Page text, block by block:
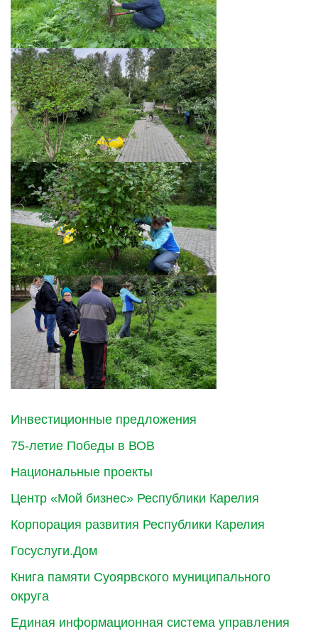
Инвестиционные предложения
75-летие Победы в ВОВ
Национальные проекты
Центр «Мой бизнес» Республики Карелия
Корпорация развития Республики Карелия
Госуслуги.Дом
Книга памяти Суоярвского муниципального
округа
Единая информационная система управления